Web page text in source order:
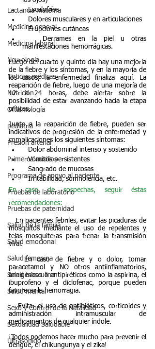
Lactancia materna
Medicina general
Medicina laboral
Neurología
Noticias médicas
Nutrición
Oftalmología
pediatría
Presión arterial
Primeros auxilios
Programa de apoyo al paciente
Pruebas de laboratorio
Pruebas de paternidad
Salud de la familia
Salud emocional
Salud femenina
Salud masculina
Salud mental
Sexo y Control de la Natalidad
Sexualidad Saludable
Ultrasonido
   Escalofríos
   Dolores musculares y en articulaciones
   Erupciones cutáneas
manifestaciones hemorrágicas.
Luego del cuarto y quinto día hay una mejoría
de la fiebre y los síntomas, y en la mayoría de
los casos, la enfermedad finaliza aquí. La
reaparición de fiebre, luego de una mejoría de
12- a 24 horas, debe alertar sobre la
posibilidad de estar avanzando hacia la etapa
críticas.
Junto a la reaparición de fiebre, pueden ser
indicativos de progresión de la enfermedad y
complicaciones los siguientes síntomas:
   Dolor abdominal intenso y sostenido
   Vómitos persistentes
   Sangrado de mucosas
   Irritabilidad, somnolencia, etc.
En caso de sospechas, seguir éstas
recomendaciones:
mosquitos mediante el uso de repelentes y
telas mosquiteras para frenar la transmisión
viral.
   En caso de fiebre y o dolor, tomar
paracetamol y NO otros antiinflamatorios,
analgésicos o antipiréticos como la aspirina, el
ibuprofeno y el diclofenac, porque pueden
favorecer la hemorragia.
   Evitar el uso de antibióticos, corticoides y
administración intramuscular de
medicamentos de cualquier índole.
¡Todos podemos hacer mucho para prevenir el
dengue, el chikungunya y el zika!